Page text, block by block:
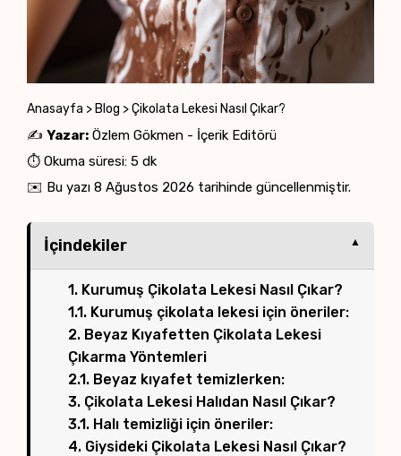
Anasayfa > Blog >Çikolata Lekesi Nasıl Çıkar?
✍️ Yazar: Özlem Gökmen - İçerik Editörü
⏱️ Okuma süresi: 5 dk
✉️ Bu yazı 8 Ağustos 2026 tarihinde güncellenmiştir.
İçindekiler
1. Kurumuş Çikolata Lekesi Nasıl Çıkar?
1.1. Kurumuş çikolata lekesi için öneriler:
2. Beyaz Kıyafetten Çikolata Lekesi
Çıkarma Yöntemleri
2.1. Beyaz kıyafet temizlerken:
3. Çikolata Lekesi Halıdan Nasıl Çıkar?
3.1. Halı temizliği için öneriler:
4. Giysideki Çikolata Lekesi Nasıl Çıkar?